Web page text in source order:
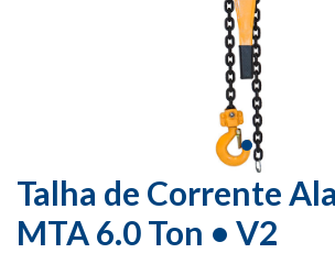
Talha de Corrente
MTA 6.0 Ton • V2